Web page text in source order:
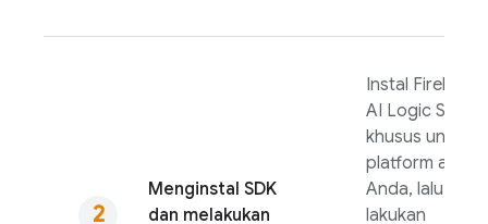
Menginstal SDK
dan melakukan
Instal Firebase
AI Logic SDK
khusus untuk
platform
Anda, lalu
lakukan